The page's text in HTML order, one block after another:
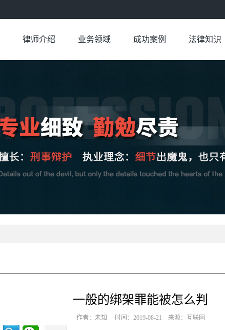
律师介绍 业务领域 成功案例 法律知识
一般的绑架罪能被怎么判
作者：未知 时间：2019-08-21 来源：互联网